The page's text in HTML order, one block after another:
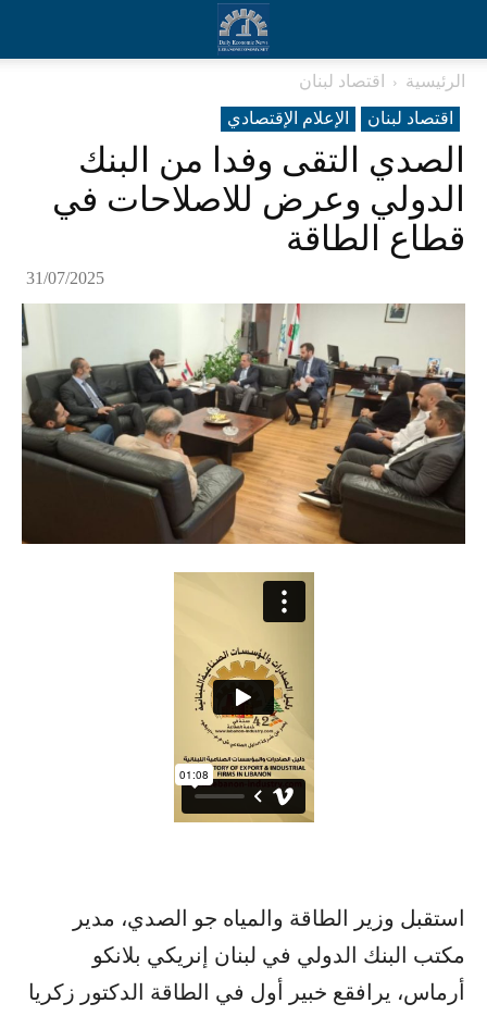
الرئيسية
اقتصاد لبنان
اقتصاد لبنان
الإعلام الإقتصادي
الصدي التقى وفدا من البنك
الدولي وعرض للاصلاحات في
قطاع الطاقة
31/07/2025
استقبل وزير الطاقة والمياه جو الصدي، مدير
مكتب البنك الدولي في لبنان إنريكي بلانكو
أرماس، يرافقع خبير أول في الطاقة الدكتور زكريا